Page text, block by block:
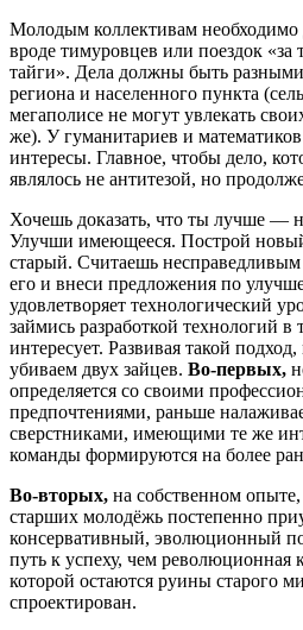
Молодым коллективам необходимо
вроде тимуровцев или поездок «за
тайги». Дела должны быть
региона и населенного пункта
мегаполисе не могут увлекать
же). У гуманитариев и
интересы. Главное, чтобы дело,
являлось не антитезой, но
Хочешь доказать, что ты лучше —
Улучши имеющееся. Построй
старый. Считаешь
его и внеси предложения по
удовлетворяет технологический
займись разработкой технологий в
интересует. Развивая такой
убиваем двух зайцев. Во-первых,
определяется со своими
предпочтениями, раньше
сверстниками, имеющими те же
команды формируются на более
Во-вторых, на собственном
старших молодёжь постепенно
консервативный, эволюционный
путь к успеху, чем революционная
которой остаются руины старого
спроектирован.